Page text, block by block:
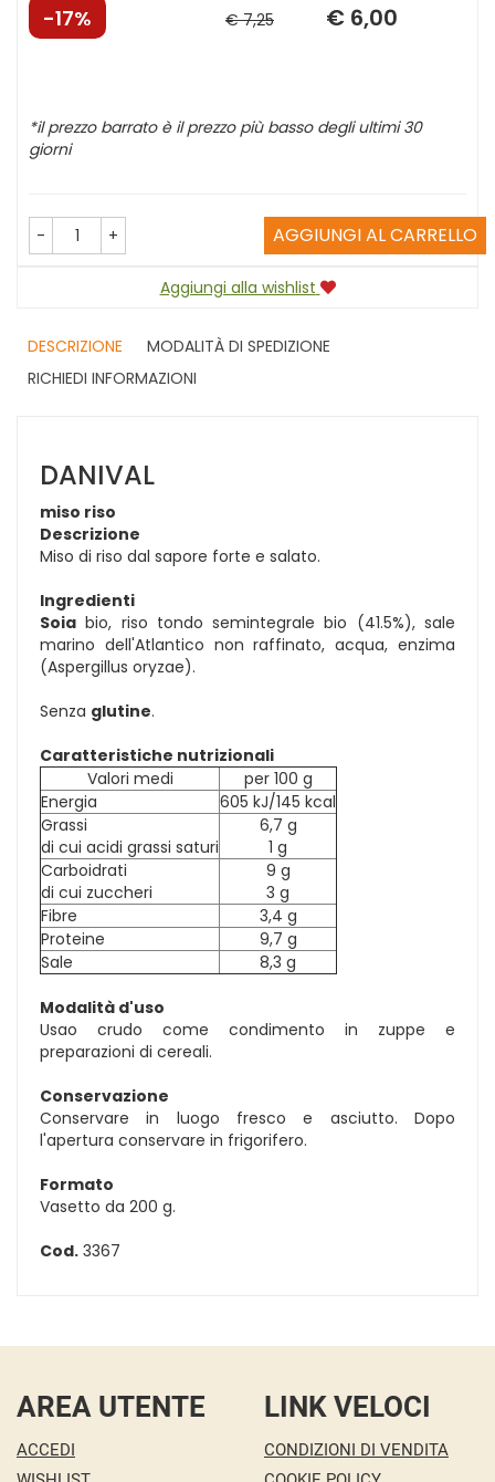
Sconto
del
17% € 7,25
Prezzo
€ 6,00
*il prezzo barrato è il prezzo più basso degli ultimi 30
giorni
- + AGGIUNGI AL CARRELLO
Aggiungi alla wishlist
DESCRIZIONE
MODALITÀ DI SPEDIZIONE
RICHIEDI INFORMAZIONI
DANIVAL
miso riso
Descrizione
Miso di riso dal sapore forte e salato.
Ingredienti
Soia bio, riso tondo semintegrale bio (41.5%), sale
marino dell'Atlantico non raffinato, acqua, enzima
(Aspergillus oryzae).
Senza glutine.
Caratteristiche nutrizionali
Valori medi
per 100 g
Energia
605 kJ/145 kcal
Grassi
di cui acidi grassi saturi
6,7 g
1 g
Carboidrati
di cui zuccheri
9 g
3 g
Fibre
3,4 g
Proteine
9,7 g
Sale
8,3 g
Modalità d'uso
Usao crudo come condimento in zuppe e
preparazioni di cereali.
Conservazione
Conservare in luogo fresco e asciutto. Dopo
l'apertura conservare in frigorifero.
Formato
Vasetto da 200 g.
Cod. 3367
AREA UTENTE
ACCEDI
LINK VELOCI
CONDIZIONI DI VENDITA